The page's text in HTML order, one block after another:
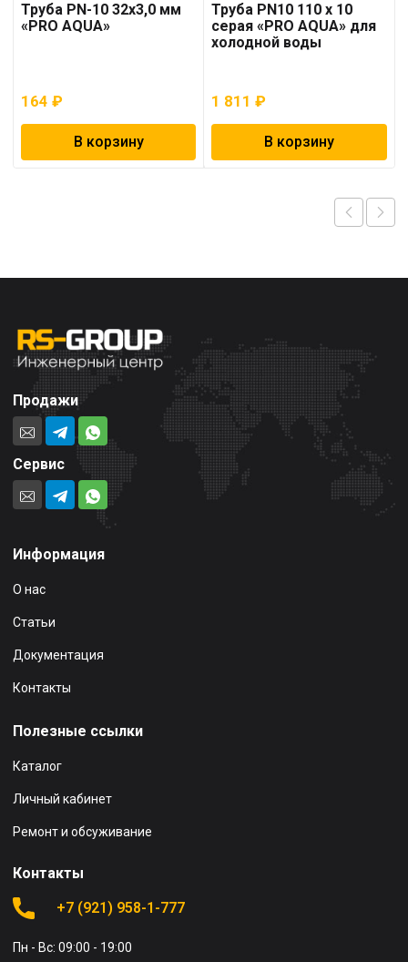
Труба PN-10 32х3,0 мм
«PRO AQUA»
164 ₽
В корзину
Труба PN10 110 x 10
серая «PRO AQUA» для
холодной воды
1 811₽
В корзину
Продажи
Сервис
Информация
О нас
Статьи
Документация
Контакты
Полезные ссылки
Каталог
Личный кабинет
Ремонт и обсуживание
Контакты
+7 (921) 958-1-777
Пн - Вс: 09:00 - 19:00